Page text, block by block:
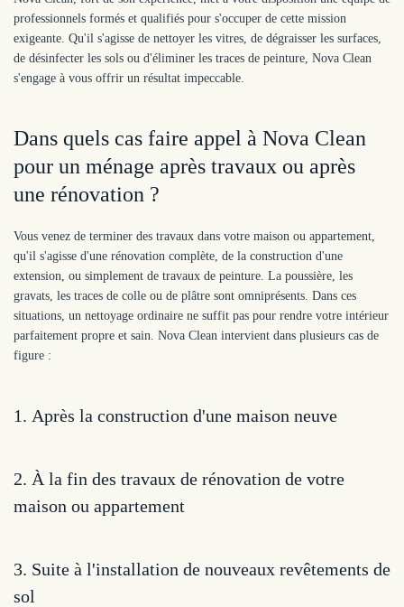
professionnels formés et qualifiés pour s'occuper de cette mission
exigeante. Qu'il s'agisse de nettoyer les vitres, de dégraisser les surfaces,
de désinfecter les sols ou d'éliminer les traces de peinture, Nova Clean
s'engage à vous offrir un résultat impeccable.
Dans quels cas faire appel à Nova Clean
pour un ménage après travaux ou après
une rénovation ?
Vous venez de terminer des travaux dans votre maison ou appartement,
qu'il s'agisse d'une rénovation complète, de la construction d'une
extension, ou simplement de travaux de peinture. La poussière, les
gravats, les traces de colle ou de plâtre sont omniprésents. Dans ces
situations, un nettoyage ordinaire ne suffit pas pour rendre votre intérieur
parfaitement propre et sain. Nova Clean intervient dans plusieurs cas de
figure :
1. Après la construction d'une maison neuve
2. À la fin des travaux de rénovation de votre
maison ou appartement
3. Suite à l'installation de nouveaux revêtements de
sol